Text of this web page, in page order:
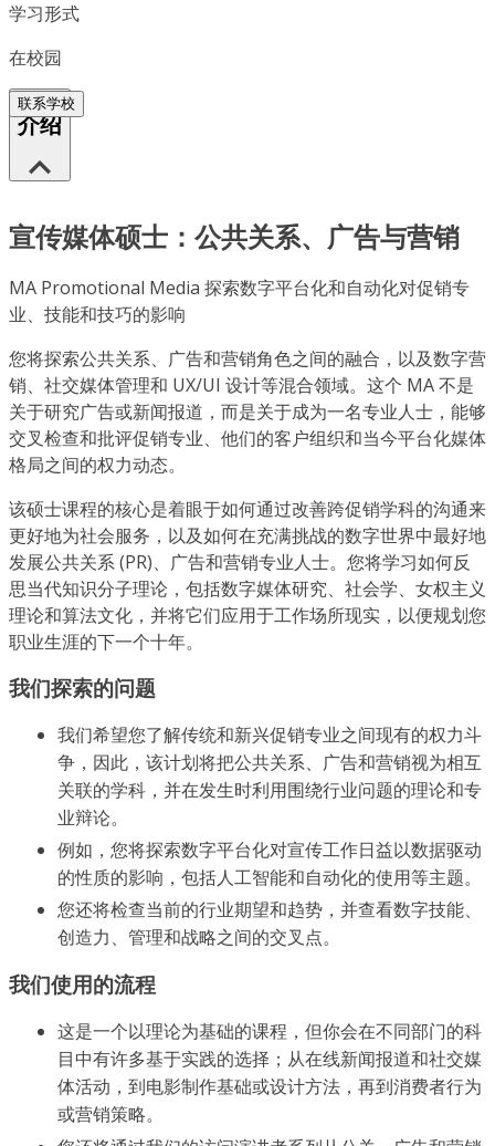
学习形式
在校园
联系学校
介绍
宣传媒体硕士：公共关系、广告与营销
MA Promotional Media 探索数字平台化和自动化对促销专
业、技能和技巧的影响
您将探索公共关系、广告和营销角色之间的融合，以及数字营
销、社交媒体管理和 UX/UI 设计等混合领域。这个 MA 不是
关于研究广告或新闻报道，而是关于成为一名专业人士，能够
交叉检查和批评促销专业、他们的客户组织和当今平台化媒体
格局之间的权力动态。
该硕士课程的核心是着眼于如何通过改善跨促销学科的沟通来
更好地为社会服务，以及如何在充满挑战的数字世界中最好地
发展公共关系 (PR)、广告和营销专业人士。您将学习如何反
思当代知识分子理论，包括数字媒体研究、社会学、女权主义
理论和算法文化，并将它们应用于工作场所现实，以便规划您
职业生涯的下一个十年。
我们探索的问题
我们希望您了解传统和新兴促销专业之间现有的权力斗
争，因此，该计划将把公共关系、广告和营销视为相互
关联的学科，并在发生时利用围绕行业问题的理论和专
业辩论。
例如，您将探索数字平台化对宣传工作日益以数据驱动
的性质的影响，包括人工智能和自动化的使用等主题。
您还将检查当前的行业期望和趋势，并查看数字技能、
创造力、管理和战略之间的交叉点。
我们使用的流程
这是一个以理论为基础的课程，但你会在不同部门的科
目中有许多基于实践的选择；从在线新闻报道和社交媒
体活动，到电影制作基础或设计方法，再到消费者行为
或营销策略。